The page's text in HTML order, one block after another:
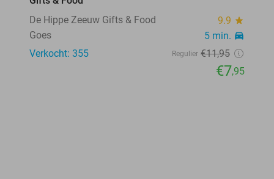
De Hippe Zeeuw Gifts & Food
9.9 star
Goes 5 min. directions_car
Verkocht: 355 Regulier €11,95
€7,95